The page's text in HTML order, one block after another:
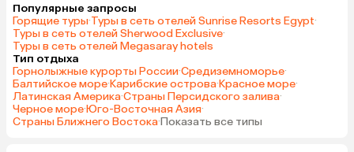
Популярные запросы
Горящие туры·Туры в сеть отелей Sunrise Resorts Egypt·
Туры в сеть отелей Sherwood Exclusive·
Туры в сеть отелей Megasaray hotels
Тип отдыха
Горнолыжные курорты России·Средиземноморье·
Балтийское море·Карибские острова·Красное море·
Латинская Америка·Страны Персидского залива·
Черное море·Юго-Восточная Азия·
Страны Ближнего Востока·Показать все типы